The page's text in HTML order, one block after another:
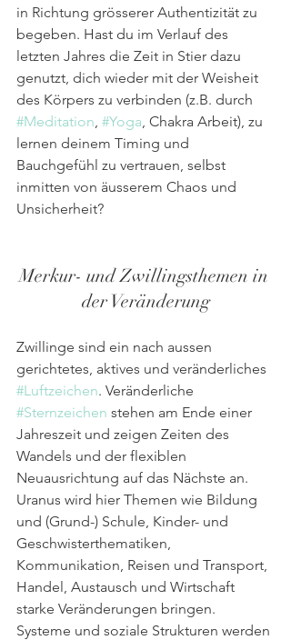
in Richtung grösserer Authentizität zu
begeben. Hast du im Verlauf des
letzten Jahres die Zeit in Stier dazu
genutzt, dich wieder mit der Weisheit
des Körpers zu verbinden (z.B. durch
#Meditation #Yoga , Chakra Arbeit), zu
lernen deinem Timing und
Bauchgefühl zu vertrauen, selbst
inmitten von äusserem Chaos und
Unsicherheit?
Merkur- und Zwillingsthemen in
der Veränderung
Zwillinge sind ein nach aussen
gerichtetes, aktives und veränderliches
#Luftzeichen. Veränderliche
#Sternzeichen stehen am Ende einer
Jahreszeit und zeigen Zeiten des
Wandels und der flexiblen
Neuausrichtung auf das Nächste an.
Uranus wird hier Themen wie Bildung
und (Grund-) Schule, Kinder- und
Geschwisterthematiken,
Kommunikation, Reisen und Transport,
Handel, Austausch und Wirtschaft
starke Veränderungen bringen.
Systeme und soziale Strukturen werden